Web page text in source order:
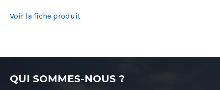
Voir la fiche produit
QUI SOMMES-NOUS ?